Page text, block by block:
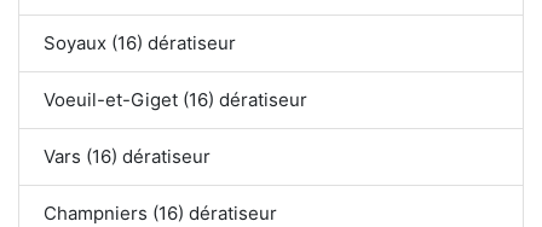
Soyaux (16) dératiseur
Voeuil-et-Giget (16) dératiseur
Vars (16) dératiseur
Champniers (16) dératiseur